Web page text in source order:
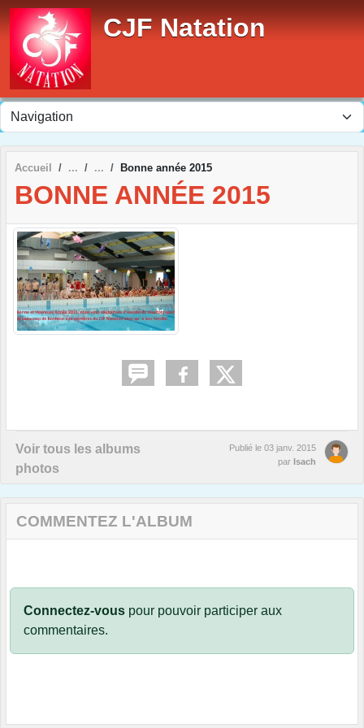
CJF Natation
Accueil Bonne année 2015
BONNE ANNÉE 2015
Voir tous les albums
photos
Publié le 03 janv. 2015
par Isach
COMMENTEZ L'ALBUM
Connectez-vous pour pouvoir participer aux
commentaires.
Panneau de gestion des cookies